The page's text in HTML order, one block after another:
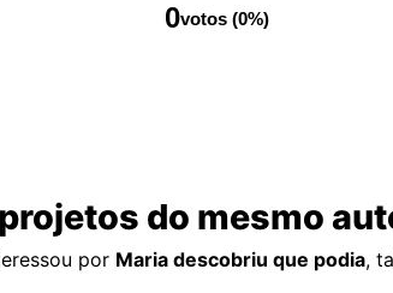
0votos (0%)
do mesmo
por Maria descobriu que podia,